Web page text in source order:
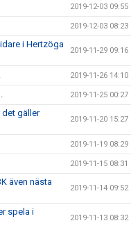
2019-12-03 09:55
2019-12-03 08:23
i Hertzöga
2019-11-29 09:16
2019-11-26 14:10
2019-11-25 00:27
det gäller
2019-11-20 15:27
2019-11-19 08:29
2019-11-15 08:31
även nästa
2019-11-14 09:52
spela i
2019-11-13 08:32